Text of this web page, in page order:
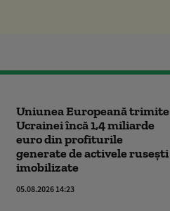
Uniunea Europeană trimite
Ucrainei încă 1,4 miliarde
euro din profiturile
generate de activele rusești
imobilizate
05.08.2026 14:23